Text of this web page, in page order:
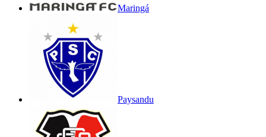
Maringá
Paysandu